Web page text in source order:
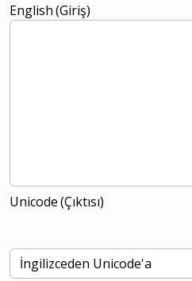
English (Giriş)
Unicode (Çıktısı)